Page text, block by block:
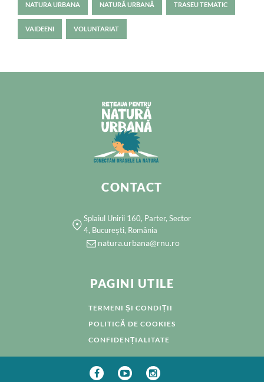
NATURA URBANA NATURĂ URBANĂ TRASEU TEMATIC
VAIDEENI VOLUNTARIAT
CONTACT
Splaiul Unirii 160, Parter, Sector
4, București, România
natura.urbana@rnu.ro
PAGINI UTILE
TERMENI ȘI CONDIȚII
POLITICĂ DE COOKIES
CONFIDENȚIALITATE